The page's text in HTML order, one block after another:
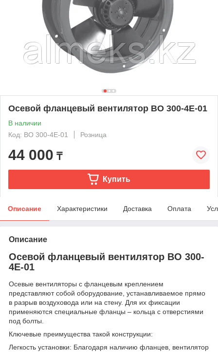
Осевой фланцевый вентилятор ВО 300-4Е-01
В наличии
Код: ВО 300-4Е-01
Розница
44 000 ₸
Купить
Описание Характеристики Доставка Оплата
Описание
Осевой фланцевый вентилятор ВО 300-
4Е-01
Осевые вентиляторы с фланцевым креплением
представляют собой оборудование, устанавливаемое прямо
в разрыв воздуховода или на стену. Для их фиксации
применяются специальные фланцы – кольца с отверстиями
под болты.
Ключевые преимущества такой конструкции:
Легкость установки: Благодаря наличию фланцев, вентилятор